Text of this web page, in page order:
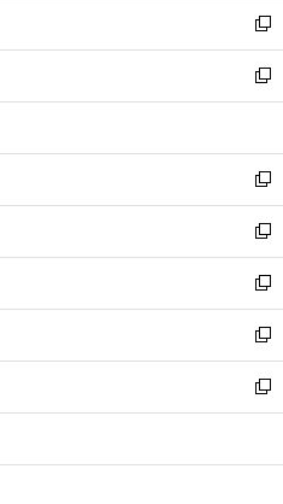
く
で
開
く
ド
ウ
で
開
ィ
ン
ド
ウ
開
く
い
ウ
ィ
ン
ウ
で
開
く
新
し
い
ウ
ン
ド
ウ
で
開
く
新
し
ウ
ィ
ン
ド
ウ
で
開
く
新
し
い
ウ
ィ
ン
ド
ウ
で
開
新
し
い
ウ
ィ
ン
ド
ウ
開
新
し
い
ウ
ィ
ン
ウ
新
し
い
ウ
ン
新
し
ウ